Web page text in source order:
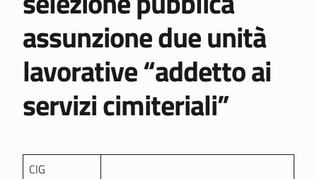
assunzione due unità
lavorative “addetto ai
servizi cimiteriali”
CIG